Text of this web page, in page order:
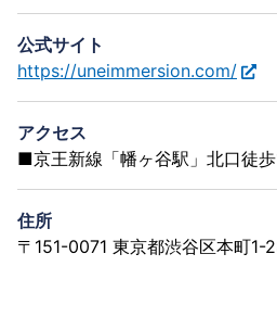
公式サイト
https://uneimmersion.com/
アクセス
■京王新線「幡ヶ谷駅」北口徒
住所
〒151-0071 東京都渋谷区本町